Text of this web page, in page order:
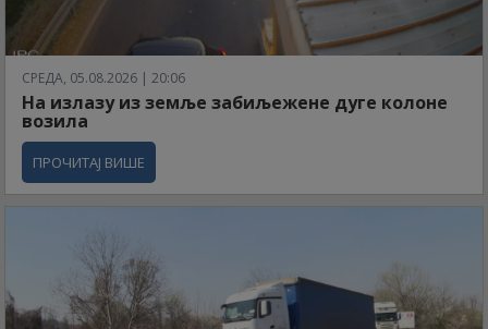
СРЕДА, 05.08.2026 | 20:06
На излазу из земље забиљежене дуге колоне
возила
ПРОЧИТАЈ ВИШЕ